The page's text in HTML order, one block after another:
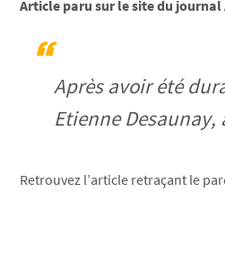
Article paru sur le site du
Après avoir été
Etienne
Retrouvez l’article retraçant le